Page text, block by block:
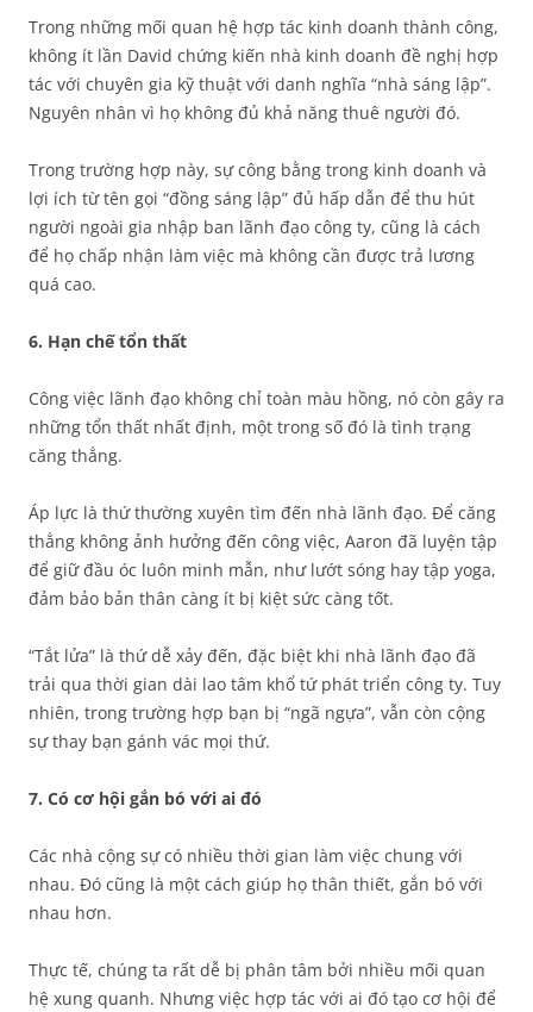
Trong những mối quan hệ hợp tác kinh doanh thành công,
không ít lần David chứng kiến nhà kinh doanh đề nghị hợp
tác với chuyên gia kỹ thuật với danh nghĩa “nhà sáng lập”.
Nguyên nhân vì họ không đủ khả năng thuê người đó.
Trong trường hợp này, sự công bằng trong kinh doanh và
lợi ích từ tên gọi “đồng sáng lập” đủ hấp dẫn để thu hút
người ngoài gia nhập ban lãnh đạo công ty, cũng là cách
để họ chấp nhận làm việc mà không cần được trả lương
quá cao.
6. Hạn chế tổn thất
Công việc lãnh đạo không chỉ toàn màu hồng, nó còn gây ra
những tổn thất nhất định, một trong số đó là tình trạng
căng thẳng.
Áp lực là thứ thường xuyên tìm đến nhà lãnh đạo. Để căng
thẳng không ảnh hưởng đến công việc, Aaron đã luyện tập
để giữ đầu óc luôn minh mẫn, như lướt sóng hay tập yoga,
đảm bảo bản thân càng ít bị kiệt sức càng tốt.
“Tắt lửa” là thứ dễ xảy đến, đặc biệt khi nhà lãnh đạo đã
trải qua thời gian dài lao tâm khổ tứ phát triển công ty. Tuy
nhiên, trong trường hợp bạn bị “ngã ngựa”, vẫn còn cộng
sự thay bạn gánh vác mọi thứ.
7. Có cơ hội gắn bó với ai đó
Các nhà cộng sự có nhiều thời gian làm việc chung với
nhau. Đó cũng là một cách giúp họ thân thiết, gắn bó với
nhau hơn.
Thực tế, chúng ta rất dễ bị phân tâm bởi nhiều mối quan
hệ xung quanh. Nhưng việc hợp tác với ai đó tạo cơ hội để